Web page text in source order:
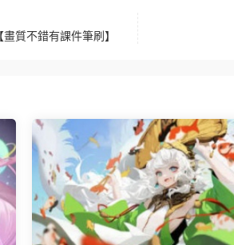
質不錯有課件筆刷】